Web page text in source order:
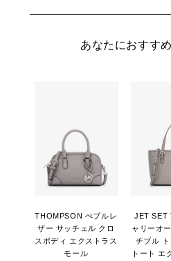
あなたにおすす
THOMPSON ぺブルレ
ザー サッチェル クロ
スボディ エクストラス
モール
JET SET
ャリーオ
チブル
トート エ